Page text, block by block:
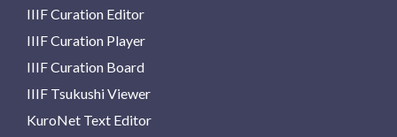
IIIF Curation Editor
IIIF Curation Player
IIIF Curation Board
IIIF Tsukushi Viewer
KuroNet Text Editor